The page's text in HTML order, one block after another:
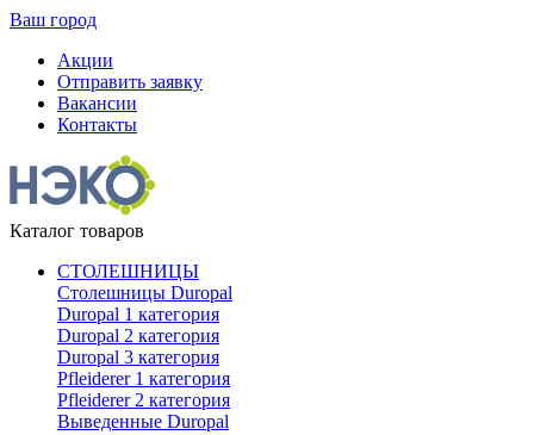
Ваш город
Акции
Отправить заявку
Вакансии
Контакты
Каталог товаров
СТОЛЕШНИЦЫ
Столешницы Duropal
Duropal 1 категория
Duropal 2 категория
Duropal 3 категория
Pfleiderer 1 категория
Pfleiderer 2 категория
Выведенные Duropal